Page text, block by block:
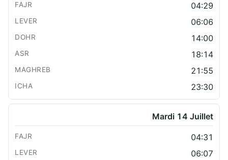
04:29
06:06
14:00
18:14
21:55
23:30
Mardi 14 Juillet
04:31
06:07